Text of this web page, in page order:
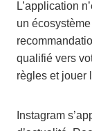
L’application
un
qualifié vers
règles et jouer
Instagram